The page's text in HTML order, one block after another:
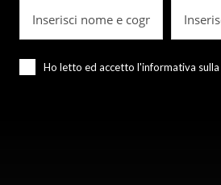
Ho letto ed accetto l'informativa sulla